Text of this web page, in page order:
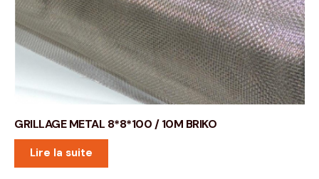
GRILLAGE METAL 8*8*100 / 10M BRIKO
Lire la suite